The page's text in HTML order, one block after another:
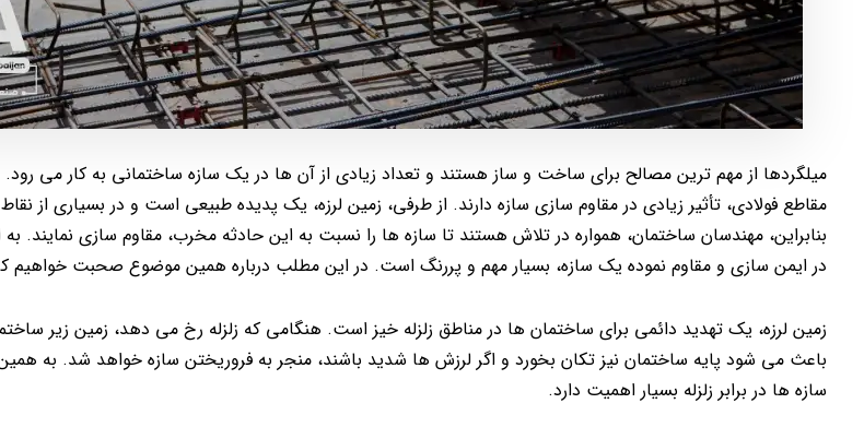
میلگردها از مهم ترین مصالح برای ساخت و ساز هستند و تعداد زیادی از آن ها در یک سازه ساختمانی به کار می
مقاطع فولادی، تأثیر زیادی در مقاوم سازی سازه دارند. از طرفی، زمین لرزه، یک پدیده طبیعی است و در بسیاری از
بنابراین، مهندسان ساختمان، همواره در تلاش هستند تا سازه ها را نسبت به این حادثه مخرب، مقاوم سازی نمایند.
در ایمن سازی و مقاوم نموده یک سازه، بسیار مهم و پررنگ است. در این مطلب درباره همین موضوع صحبت خواهیم
زمین لرزه، یک تهدید دائمی برای ساختمان ها در مناطق زلزله خیز است. هنگامی که زلزله رخ می دهد، زمین زیر
باعث می شود پایه ساختمان نیز تکان بخورد و اگر لرزش ها شدید باشند، منجر به فروریختن سازه خواهد شد. به
سازه ها در برابر زلزله بسیار اهمیت دارد.